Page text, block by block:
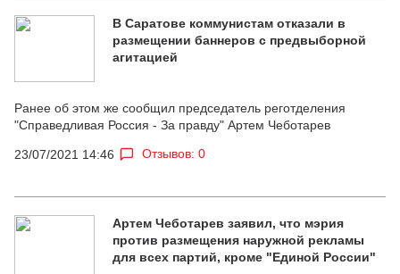
В Саратове коммунистам отказали в
размещении баннеров с предвыборной
агитацией
Ранее об этом же сообщил председатель реготделения
"Справедливая Россия - За правду" Артем Чеботарев
23/07/2021 14:46 Отзывов: 0
Артем Чеботарев заявил, что мэрия
против размещения наружной рекламы
для всех партий, кроме "Единой России"